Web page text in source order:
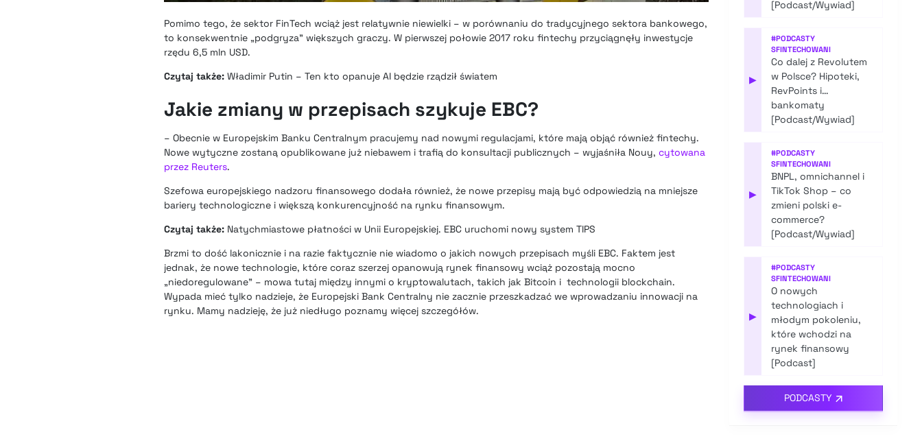
Pomimo tego, że sektor FinTech wciąż jest relatywnie niewielki – w porównaniu do tradycyjnego sektora bankowego,
to konsekwentnie „podgryza” większych graczy. W pierwszej połowie 2017 roku fintechy przyciągnęły inwestycje
rzędu 6,5 mln USD.
Czytaj także: Władimir Putin – Ten kto opanuje AI będzie rządził światem
Jakie zmiany w przepisach szykuje EBC?
– Obecnie w Europejskim Banku Centralnym pracujemy nad nowymi regulacjami, które mają objąć również fintechy.
Nowe wytyczne zostaną opublikowane już niebawem i trafią do konsultacji publicznych – wyjaśniła Nouy, cytowana
przez Reuters.
Szefowa europejskiego nadzoru finansowego dodała również, że nowe przepisy mają być odpowiedzią na mniejsze
bariery technologiczne i większą konkurencyjność na rynku finansowym.
Czytaj także: Natychmiastowe płatności w Unii Europejskiej. EBC uruchomi nowy system TIPS
Brzmi to dość lakonicznie i na razie faktycznie nie wiadomo o jakich nowych przepisach myśli EBC. Faktem jest
jednak, że nowe technologie, które coraz szerzej opanowują rynek finansowy wciąż pozostają mocno
„niedoregulowane” – mowa tutaj między innymi o kryptowalutach, takich jak Bitcoin i technologii blockchain.
Wypada mieć tylko nadzieje, że Europejski Bank Centralny nie zacznie przeszkadzać we wprowadzaniu innowacji na
rynku. Mamy nadzieję, że już niedługo poznamy więcej szczegółów.
[Podcast/Wywiad]
▶
#PODCASTY
SFINTECHOWANI
Co dalej z Revolutem
w Polsce? Hipoteki,
RevPoints i…
bankomaty
[Podcast/Wywiad]
▶
#PODCASTY
SFINTECHOWANI
BNPL, omnichannel i
TikTok Shop – co
zmieni polski e-
commerce?
[Podcast/Wywiad]
▶
#PODCASTY
SFINTECHOWANI
O nowych
technologiach i
młodym pokoleniu,
które wchodzi na
rynek finansowy
[Podcast]
PODCASTY